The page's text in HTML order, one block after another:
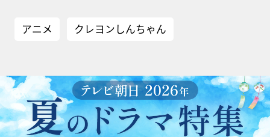
アニメ クレヨンしんちゃん